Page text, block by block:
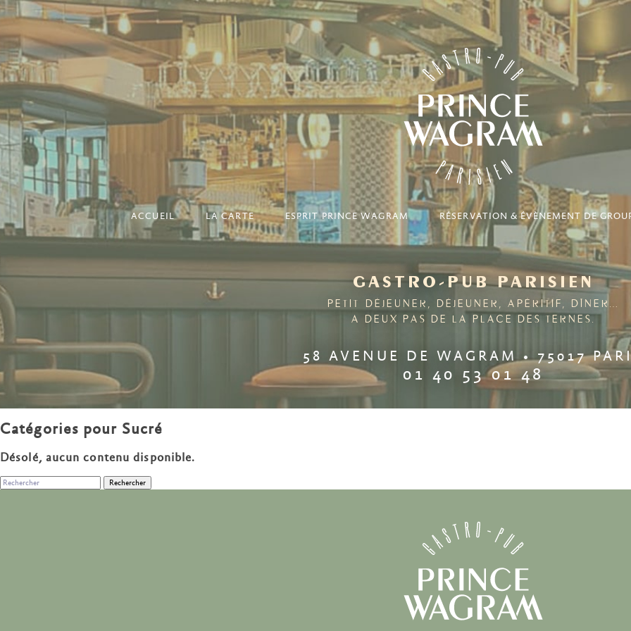
ACCUEIL LA CARTE ESPRIT PRINCE WAGRAM RÉSERVATION & ÉVÈNEMENT DE
GASTRO-PUB PARISIEN
PETIT-DÉJEUNER, DÉJEUNER, APÉRITIF, DÎNER…
A DEUX PAS DE LA PLACE DES TERNES.
58 AVENUE DE WAGRAM • 75017
01 40 53 01 48
Catégories pour Sucré
Désolé, aucun contenu disponible.
Rechercher